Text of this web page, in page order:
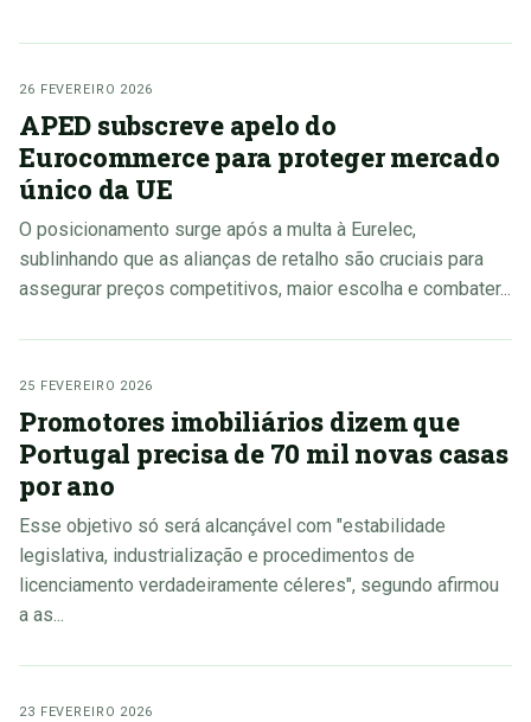
26 FEVEREIRO 2026
APED subscreve apelo do
Eurocommerce para proteger mercado
único da UE
O posicionamento surge após a multa à Eurelec,
sublinhando que as alianças de retalho são cruciais para
assegurar preços competitivos, maior escolha e combater...
25 FEVEREIRO 2026
Promotores imobiliários dizem que
Portugal precisa de 70 mil novas casas
por ano
Esse objetivo só será alcançável com "estabilidade
legislativa, industrialização e procedimentos de
licenciamento verdadeiramente céleres", segundo afirmou
a as...
23 FEVEREIRO 2026